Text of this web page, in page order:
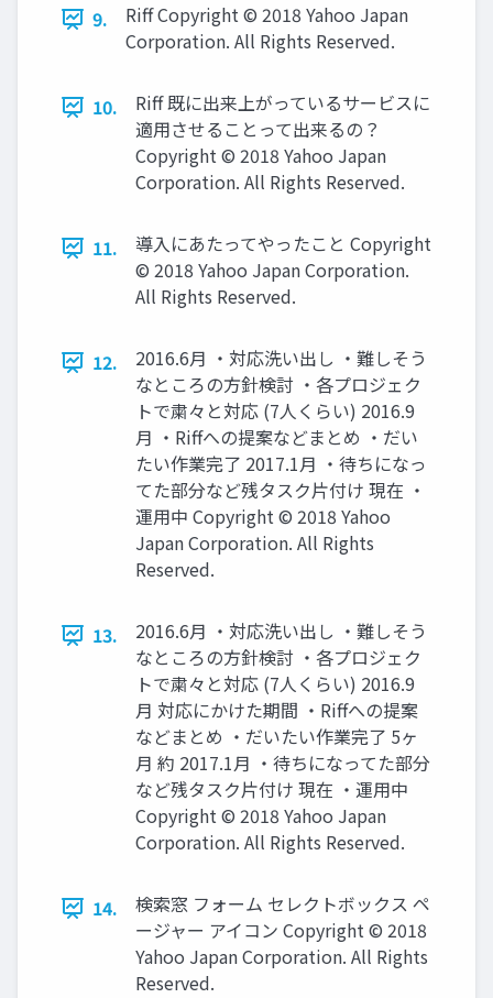
9.
Riff Copyright © 2018 Yahoo Japan
Corporation. All Rights Reserved.
10.
Riff 既に出来上がっているサービスに
適用させることって出来るの？
Copyright © 2018 Yahoo Japan
Corporation. All Rights Reserved.
11.
導入にあたってやったこと Copyright
© 2018 Yahoo Japan Corporation.
All Rights Reserved.
12.
2016.6月 ・対応洗い出し ・難しそう
なところの方針検討 ・各プロジェク
トで粛々と対応 (7人くらい) 2016.9
月 ・Riﬀへの提案などまとめ ・だい
たい作業完了 2017.1月 ・待ちになっ
てた部分など残タスク片付け 現在 ・
運用中 Copyright © 2018 Yahoo
Japan Corporation. All Rights
Reserved.
13.
2016.6月 ・対応洗い出し ・難しそう
なところの方針検討 ・各プロジェク
トで粛々と対応 (7人くらい) 2016.9
月 対応にかけた期間 ・Riﬀへの提案
などまとめ ・だいたい作業完了 5ヶ
月 約 2017.1月 ・待ちになってた部分
など残タスク片付け 現在 ・運用中
Copyright © 2018 Yahoo Japan
Corporation. All Rights Reserved.
14.
検索窓 フォーム セレクトボックス ペ
ージャー アイコン Copyright © 2018
Yahoo Japan Corporation. All Rights
Reserved.